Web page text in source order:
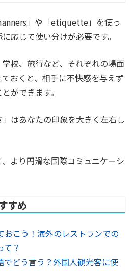
」や「etiquette」を使っ
応じて使い分けが必要です。
校、旅行など、それぞれの場面
おくと、相手に不快感を与えず
ができます。
はあなたの印象を大きく左右し
より円滑な国際コミュニケーシ
すめ
おこう！海外のレストランでの
て？
でどう言う？外国人観光客に使